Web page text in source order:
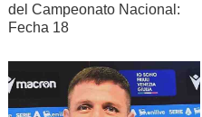
del Campeonato Nacional:
Fecha 18